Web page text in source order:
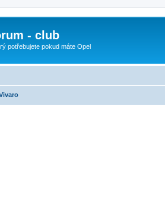
- club
potřebujete pokud máte Opel